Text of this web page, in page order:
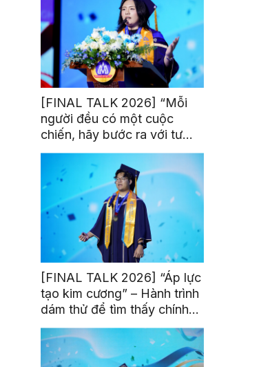
[FINAL TALK 2026] “Mỗi
người đều có một cuộc
chiến, hãy bước ra với tư
thế của người chiến thắng”
[FINAL TALK 2026] “Áp lực
tạo kim cương” – Hành trình
dám thử để tìm thấy chính
mình